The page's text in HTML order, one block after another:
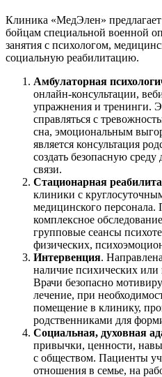
Клиника «МедЭлен»
бойцам специальной военной
занятия с психологом,
социальную реабилитацию.
Амбулаторная
онлайн-консультации,
упражнения и тренинги.
справляться с
сна, эмоциональным
является консультация
создать безопасную
связи.
Стационарная
клиники с
медицинского персонала.
комплексное
групповые сеансы
физических,
Интервенция.
наличие психических или
Врачи безопасно
лечение, при
помещение в клинику,
родственниками для
Социальная, духовная
привычки, ценности,
с обществом. Пациенты
отношения в семье, на